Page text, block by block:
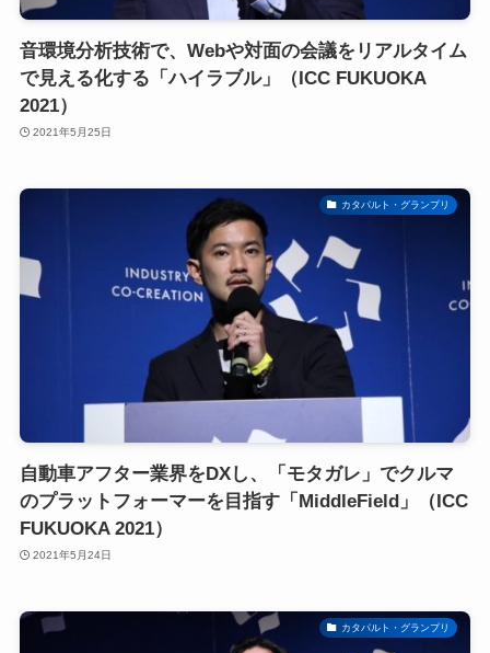
音環境分析技術で、Webや対面の会議をリアルタイム
で見える化する「ハイラブル」（ICC FUKUOKA
2021）
2021年5月25日
カタパルト・グランプリ
自動車アフター業界をDXし、「モタガレ」でクルマ
のプラットフォーマーを目指す「MiddleField」（ICC
FUKUOKA 2021）
2021年5月24日
カタパルト・グランプリ